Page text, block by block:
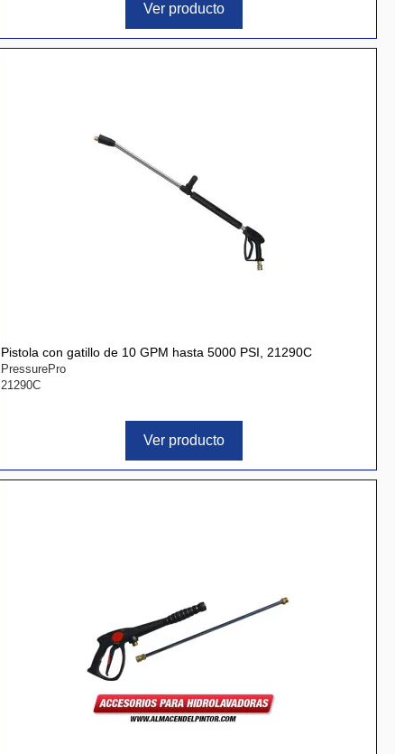
Ver producto
Pistola con gatillo de 10 GPM hasta 5000 PSI, 21290C
PressurePro
21290C
Ver producto